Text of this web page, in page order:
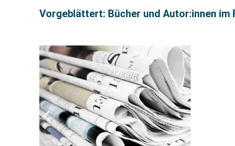
Vorgeblättert: Bücher und Autor:innen im